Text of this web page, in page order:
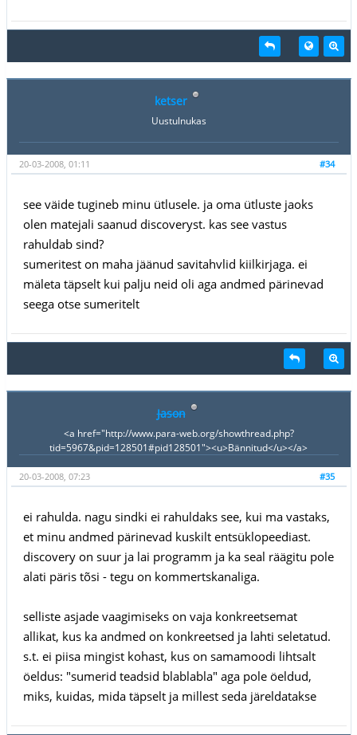
ketser
Uustulnukas
#34
20-03-2008, 01:11
see väide tugineb minu ütlusele. ja oma ütluste jaoks
olen matejali saanud discoveryst. kas see vastus
rahuldab sind?
sumeritest on maha jäänud savitahvlid kiilkirjaga. ei
mäleta täpselt kui palju neid oli aga andmed pärinevad
seega otse sumeritelt
Jason
<a href="http://www.para-web.org/showthread.php?
tid=5967&pid=128501#pid128501"><u>Bännitud</u></a>
#35
20-03-2008, 07:23
ei rahulda. nagu sindki ei rahuldaks see, kui ma vastaks,
et minu andmed pärinevad kuskilt entsüklopeediast.
discovery on suur ja lai programm ja ka seal räägitu pole
alati päris tõsi - tegu on kommertskanaliga.
selliste asjade vaagimiseks on vaja konkreetsemat
allikat, kus ka andmed on konkreetsed ja lahti seletatud.
s.t. ei piisa mingist kohast, kus on samamoodi lihtsalt
öeldus: "sumerid teadsid blablabla" aga pole öeldud,
miks, kuidas, mida täpselt ja millest seda järeldatakse